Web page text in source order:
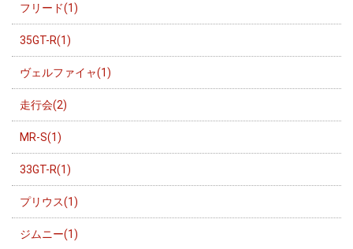
フリード(1)
35GT-R(1)
ヴェルファイャ(1)
走行会(2)
MR-S(1)
33GT-R(1)
プリウス(1)
ジムニー(1)